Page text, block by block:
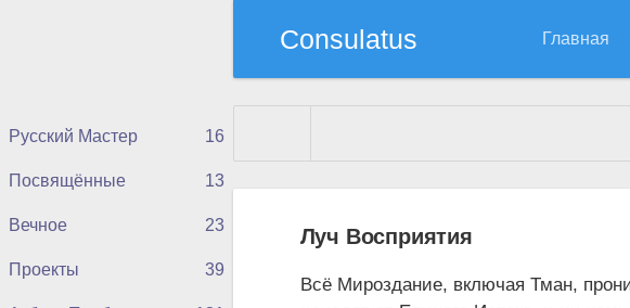
Consulatus Главная
Русский Мастер 16
Посвящённые 13
Вечное 23
Проекты 39
Consulatus» Материалы за 20.04.2021
Луч Восприятия
Всё Мироздание, включая Тман,